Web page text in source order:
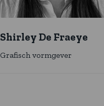
Shirley De Fraeye
Grafisch vormgever